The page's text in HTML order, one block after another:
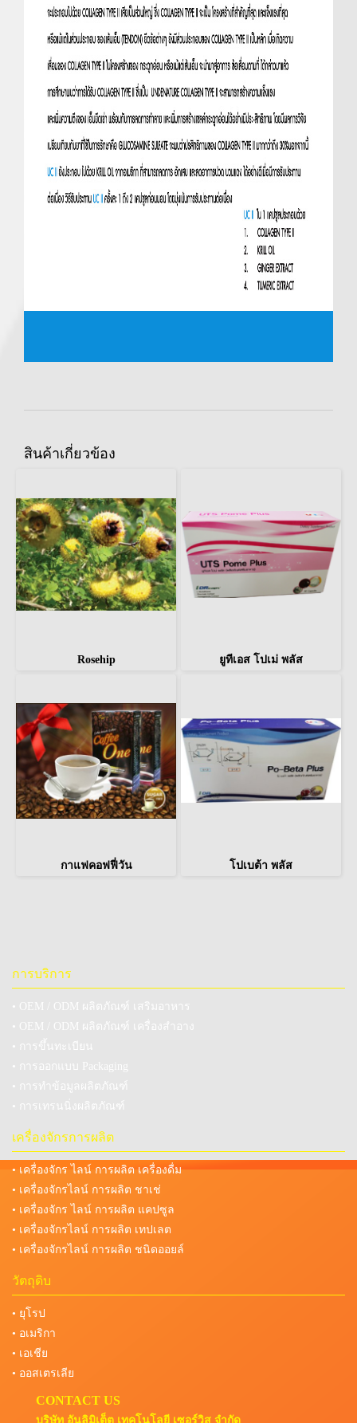
สินค้าเกี่ยวข้อง
Rosehip ยูทีเอส โปเม่ พลัส
กาแฟคอฟฟี่วัน โปเบต้า พลัส
การบริการ
• OEM / ODM ผลิตภัณฑ์ เสริมอาหาร
• OEM / ODM ผลิตภัณฑ์ เครื่องสำอาง
• การขึ้นทะเบียน
• การออกแบบ Packaging
• การทำข้อมูลผลิตภัณฑ์
• การเทรนนิ่งผลิตภัณฑ์
เครื่องจักรการผลิต
• เครื่องจักร ไลน์ การผลิต เครื่องดื่ม
• เครื่องจักรไลน์ การผลิต ชาเช่
• เครื่องจักร ไลน์ การผลิต แคปซูล
• เครื่องจักรไลน์ การผลิต เทปเลต
• เครื่องจักรไลน์ การผลิต ชนิดออยล์
วัตถุดิบ
• ยุโรป
• อเมริกา
• เอเชีย
• ออสเตรเลีย
CONTACT US
บริษัท อันลิมิเต็ต เทคโนโลยี เซอร์วิส จำกัด